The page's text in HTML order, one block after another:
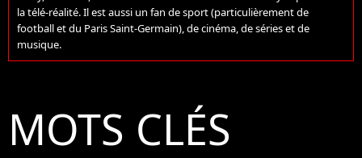
la télé-réalité. Il est aussi un fan de sport (particulièrement de
football et du Paris Saint-Germain), de cinéma, de séries et de
musique.
MOTS CLÉS